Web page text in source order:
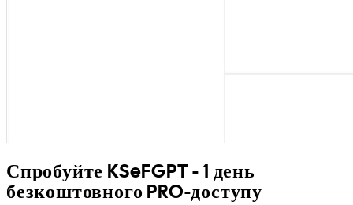
Спробуйте KSeFGPT - 1 день
безкоштовного PRO-доступу